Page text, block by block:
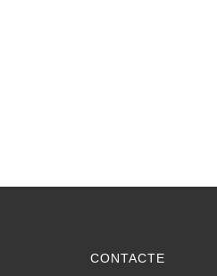
CONTACTE